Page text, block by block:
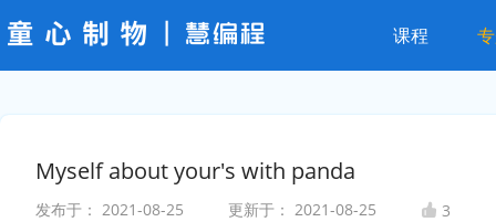
课程
Myself about your's with panda
发布于： 2021-08-25 更新于： 2021-08-25 3